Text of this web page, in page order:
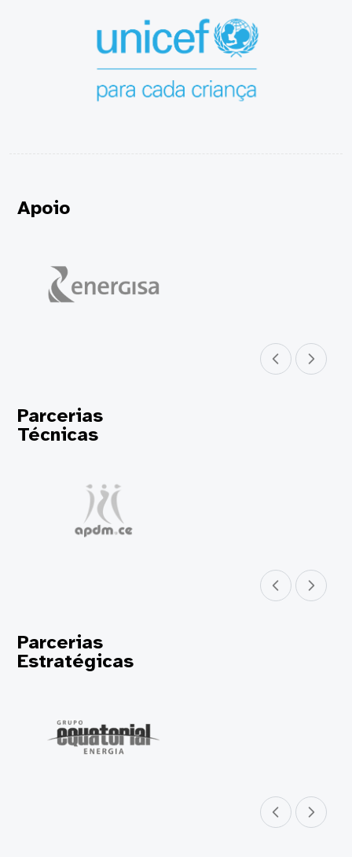
Apoio
Parceiro anterior
Próximo
Parcerias
Técnicas
Parceiro anterior
Próximo
Parcerias
Estratégicas
Parceiro anterior
Próximo